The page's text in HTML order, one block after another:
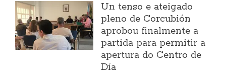
Un tenso e ateigado
pleno de Corcubión
aprobou finalmente a
partida para permitir a
apertura do Centro de
Día